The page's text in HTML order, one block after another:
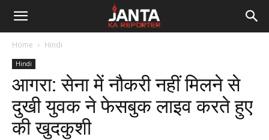
Janta
Reporter
Home Hindi
Hindi
आगरा: सेना में नौकरी नहीं मिलने से
दुखी युवक ने फेसबुक लाइव करते हुए
की खुदकुशी